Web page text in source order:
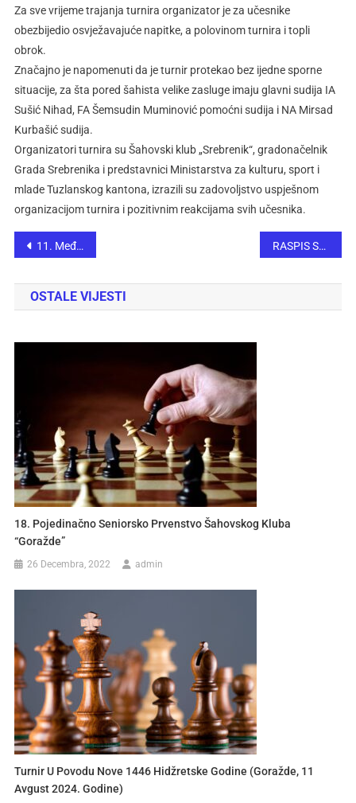
Za sve vrijeme trajanja turnira organizator je za učesnike
obezbijedio osvježavajuće napitke, a polovinom turnira i topli
obrok.
Značajno je napomenuti da je turnir protekao bez ijedne sporne
situacije, za šta pored šahista velike zasluge imaju glavni sudija IA
Sušić Nihad, FA Šemsudin Muminović pomoćni sudija i NA Mirsad
Kurbašić sudija.
Organizatori turnira su Šahovski klub „Srebrenik“, gradonačelnik
Grada Srebrenika i predstavnici Ministarstva za kulturu, sport i
mlade Tuzlanskog kantona, izrazili su zadovoljstvo uspješnom
organizacijom turnira i pozitivnim reakcijama svih učesnika.
11. Međunarodni šahovski turnir ”Travnik open 2026. – Memorijal NM Smail Dautović” RASPIS SEMINARA ZA ŠAHOVSKE SUDIJE
OSTALE VIJESTI
18. Pojedinačno Seniorsko Prvenstvo Šahovskog Kluba
“Goražde”
26 Decembra, 2022 admin
Turnir U Povodu Nove 1446 Hidžretske Godine (Goražde, 11
Avgust 2024. Godine)